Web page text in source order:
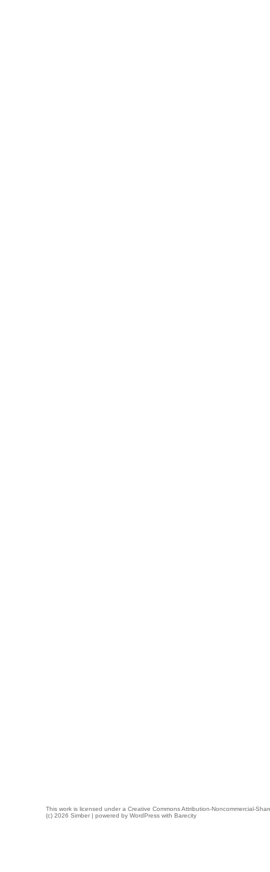
This work is licensed under a Creative Commons Attribution-Noncommercial-
(c) 2026 Simber | powered by WordPress with Barecity